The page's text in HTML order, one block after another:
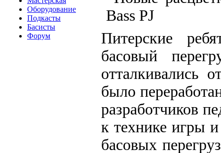
Оборудование
Подкасты
Басисты
Форум
Питерские
басовый
отталкивались
было
разработчиков
к технике игры
басовых